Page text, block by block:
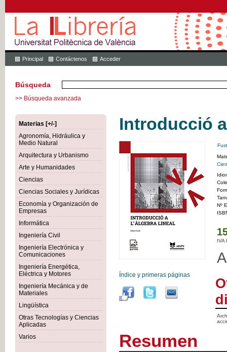
Principal Contáctenos Acceder
Búsqueda
>> Búsqueda avanzada
Materias [+/-]
Agronomía, Hidráulica y
Medio Natural
Arquitectura y Urbanismo
Arte y Humanidades
Ciencias
Ciencias Sociales y Jurídicas
Economía y Organización de
Empresas
Informática
Ingeniería Civil
Ingeniería Electrónica y
Comunicaciones
Ingeniería Energética,
Eléctrica y Motores
Ingeniería Mecánica y de
Materiales
Lingüística
Otras Tecnologías y Ciencias
Aplicadas
Varios
Introducció
Índice y primeras páginas
Nº
IVA
Resumen